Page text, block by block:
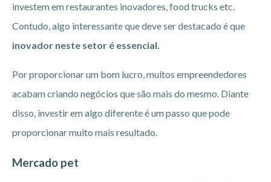
investem em restaurantes inovadores, food trucks etc.
Contudo, algo interessante que deve ser destacado é que
inovador neste setor é essencial.
Por proporcionar um bom lucro, muitos empreendedores
acabam criando negócios que são mais do mesmo. Diante
disso, investir em algo diferente é um passo que pode
proporcionar muito mais resultado.
Mercado pet